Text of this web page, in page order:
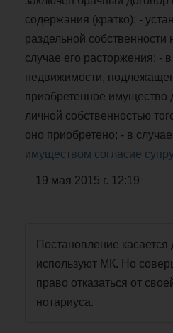
содержания (кратко): -
раздельной собственности
случае его расторжения; -
недвижимости,
приобретенное имущество
личной собственностью
оно приобретено; - в
имуществом согласие
19 мая 2015 г. 12:19
Постановление касается
используют МК. Но
право отказаться от
нотариуса.